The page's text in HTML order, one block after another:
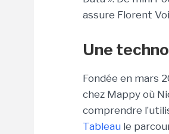
assure Florent
Une
Fondée en mars
chez Mappy où
comprendre
Tableau le